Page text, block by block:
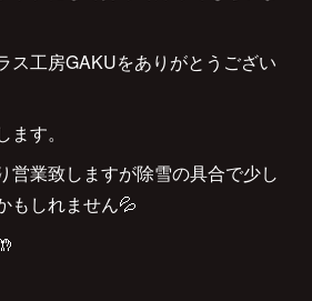
ス工房GAKUをありがとうござい
す。
営業致しますが除雪の具合で少し
もしれません💦